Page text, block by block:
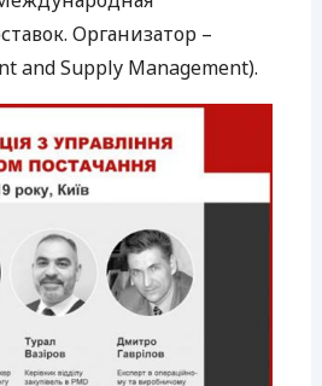
ЕЖЕМЕСЯЧНЫЙ ОБЗОР
КЕШБЭКА
ПУТЕВОДИТЕЛИ ПО
БАНКОВСКИМ КАРТАМ
Организатор –
and Supply Management).